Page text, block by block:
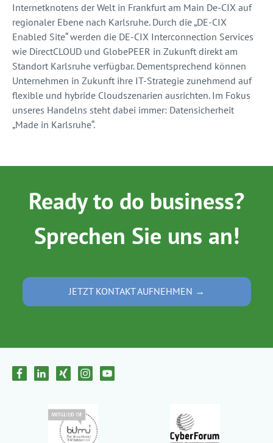
Internetknotens der Welt in Frankfurt am Main De-CIX auf
regionaler Ebene nach Karlsruhe. Durch die „DE-CIX
Enabled Site“ werden die DE-CIX Interconnection Services
wie DirectCLOUD und GlobePEER in Zukunft direkt am
Standort Karlsruhe verfügbar. Dementsprechend können
Unternehmen in Zukunft ihre IT-Strategie zunehmend auf
flexible und hybride Cloudszenarien ausrichten. Im Fokus
unseres Handelns steht dabei immer: Datensicherheit
„Made in Karlsruhe“.
Ready to do business?
Sprechen Sie uns an!
JETZT KONTAKT AUFNEHMEN →